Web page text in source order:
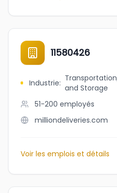
11580426
Industrie: and Storage
51-200 employés
milliondeliveries.com
Voir les emplois et détails